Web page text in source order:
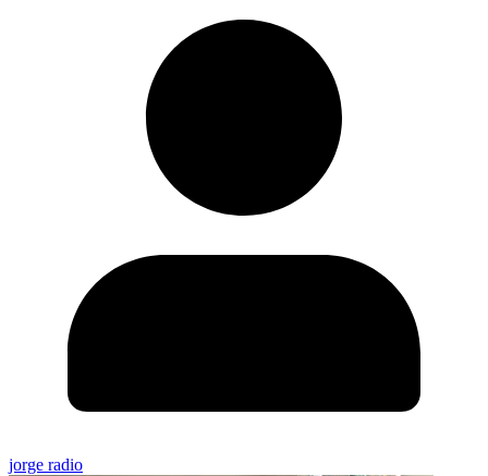
jorge radio